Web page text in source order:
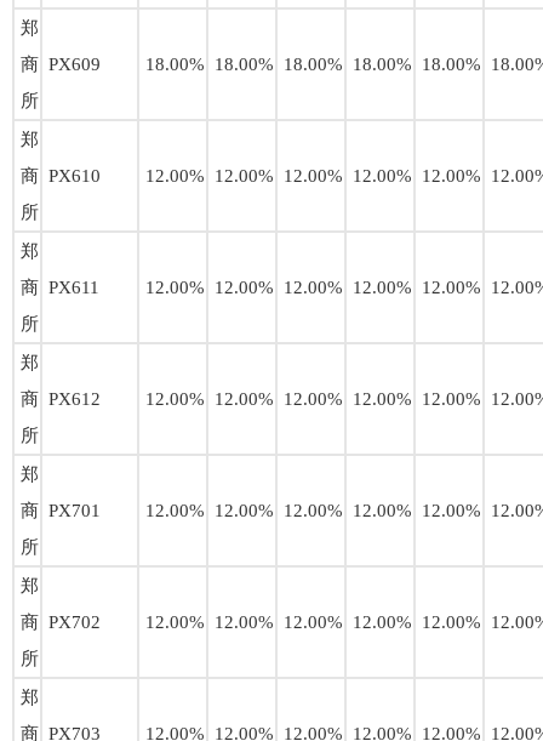
郑
商
所
PX609 18.00% 18.00% 18.00% 18.00% 18.00%
郑
商
所
PX610 12.00% 12.00% 12.00% 12.00% 12.00%
郑
商
所
PX611 12.00% 12.00% 12.00% 12.00% 12.00%
郑
商
所
PX612 12.00% 12.00% 12.00% 12.00% 12.00%
郑
商
所
PX701 12.00% 12.00% 12.00% 12.00% 12.00%
郑
商
所
PX702 12.00% 12.00% 12.00% 12.00% 12.00%
郑
商 PX703 12.00% 12.00% 12.00% 12.00% 12.00%